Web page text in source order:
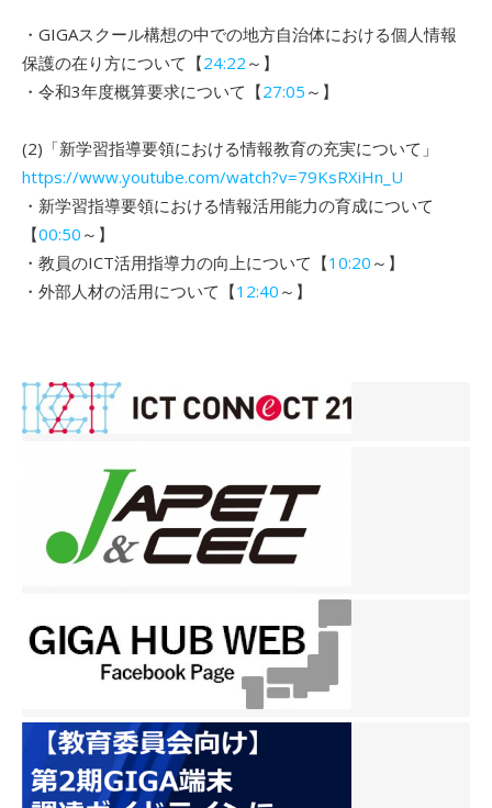
・GIGAスクール構想の中での地方自治体における個人情報
保護の在り方について【24:22 ～】
・令和3年度概算要求について【27:05 ～】
(2)「新学習指導要領における情報教育の充実について」
https://www.youtube.com/watch?v=79KsRXiHn_U
・新学習指導要領における情報活用能力の育成について
【00:50 ～】
・教員のICT活用指導力の向上について【10:20 ～】
・外部人材の活用について【12:40 ～】